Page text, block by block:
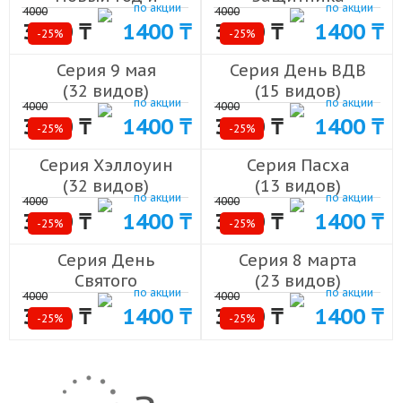
Рождество
(313 видов)
-25%
4000
3000 ₸
по акции
1400 ₸
Отечества
(24 видов)
-25%
4000
3000 ₸
по акции
1400 ₸
Серия 9 мая
(32 видов)
-25%
4000
3000 ₸
по акции
1400 ₸
Серия День ВДВ
(15 видов)
-25%
4000
3000 ₸
по акции
1400 ₸
Серия Хэллоуин
(32 видов)
-25%
4000
3000 ₸
по акции
1400 ₸
Серия Пасха
(13 видов)
-25%
4000
3000 ₸
по акции
1400 ₸
Серия День
Святого
Валентина
(64 видов)
-25%
4000
3000 ₸
по акции
1400 ₸
Серия 8 марта
(23 видов)
-25%
4000
3000 ₸
по акции
1400 ₸